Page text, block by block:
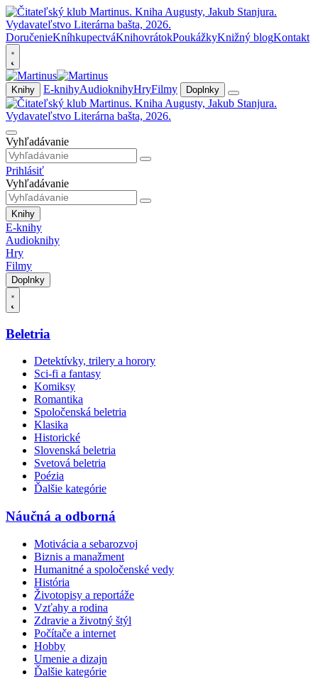
DoručenieKníhkupectváKnihovrátokPoukážkyKnižný blogKontakt
Knihy E-knihyAudioknihyHryFilmy Doplnky
Vyhľadávanie
Prihlásiť
Vyhľadávanie
Knihy
E-knihy
Audioknihy
Hry
Filmy
Doplnky
Beletria
Detektívky, trilery a horory
Sci-fi a fantasy
Komiksy
Romantika
Spoločenská beletria
Klasika
Historické
Slovenská beletria
Svetová beletria
Poézia
Ďalšie kategórie
Náučná a odborná
Motivácia a sebarozvoj
Biznis a manažment
Humanitné a spoločenské vedy
História
Životopisy a reportáže
Vzťahy a rodina
Zdravie a životný štýl
Počítače a internet
Hobby
Umenie a dizajn
Ďalšie kategórie